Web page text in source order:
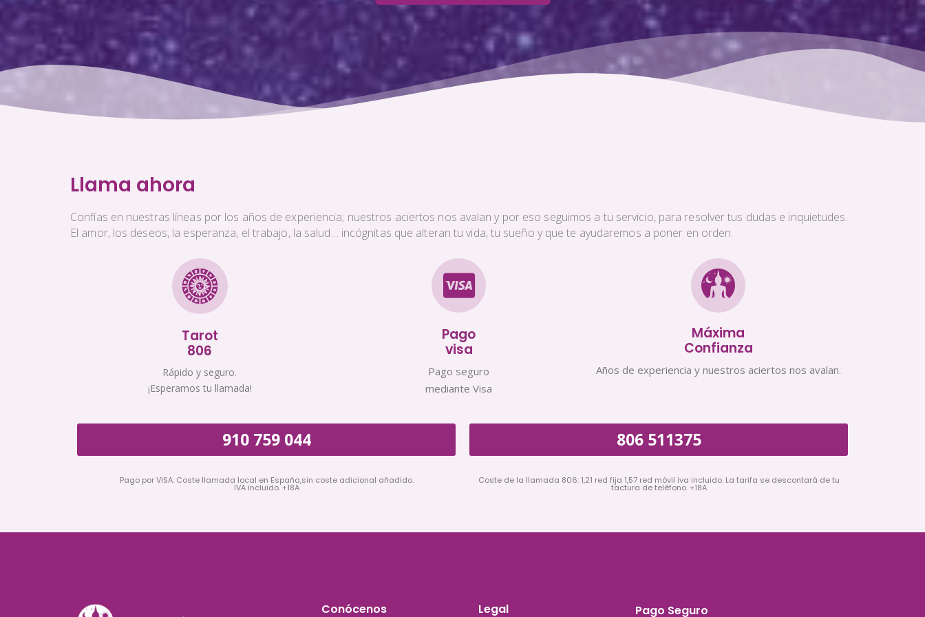
Llama ahora
Confías en nuestras líneas por los años de experiencia; nuestros aciertos nos avalan y por eso seguimos a tu servicio, para resolver tus dudas e inquietudes.
El amor, los deseos, la esperanza, el trabajo, la salud… incógnitas que alteran tu vida, tu sueño y que te ayudaremos a poner en orden.
Tarot
806
Rápido y seguro.
¡Esperamos tu llamada!
Pago
visa
Pago seguro
mediante Visa
Máxima
Confianza
Años de experiencia y nuestros aciertos nos avalan.
910 759 044
Pago por VISA. Coste llamada local en España,sin coste adicional añadido.
IVA incluido. +18A
806 511375
Coste de la llamada 806: 1,21 red fija 1,57 red móvil iva incluido. La tarifa se descontará de tu
factura de teléfono. +18A
Conócenos Legal Pago Seguro